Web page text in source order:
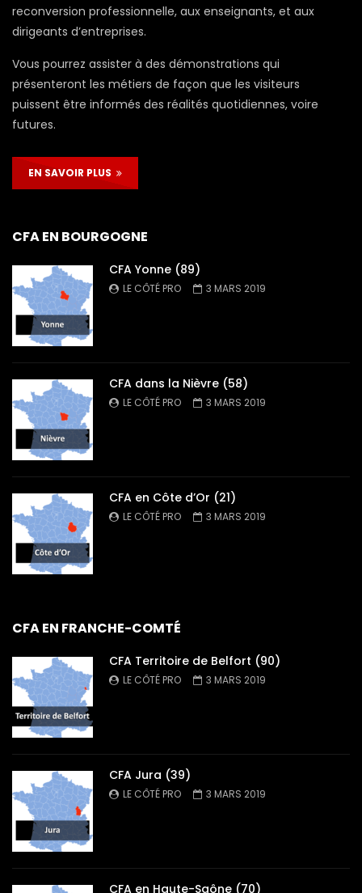
reconversion professionnelle, aux enseignants, et aux
dirigeants d’entreprises.
Vous pourrez assister à des démonstrations qui
présenteront les métiers de façon que les visiteurs
puissent être informés des réalités quotidiennes, voire
futures.
EN SAVOIR PLUS
CFA EN BOURGOGNE
CFA Yonne (89)
LE CÔTÉ PRO 3 MARS 2019
CFA dans la Nièvre (58)
LE CÔTÉ PRO 3 MARS 2019
CFA en Côte d’Or (21)
LE CÔTÉ PRO 3 MARS 2019
CFA EN FRANCHE-COMTÉ
CFA Territoire de Belfort (90)
LE CÔTÉ PRO 3 MARS 2019
CFA Jura (39)
LE CÔTÉ PRO 3 MARS 2019
CFA en Haute-Saône (70)